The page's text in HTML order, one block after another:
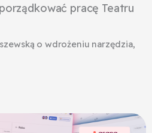
pracę Teatru
o wdrożeniu narzędzia,